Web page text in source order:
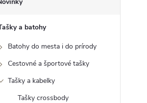
a batohy
Batohy do mesta i do prírody
Cestovné a športové tašky
Tašky a kabelky
Tašky crossbody